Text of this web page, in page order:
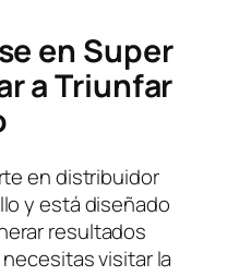
en Super
a Triunfar
en distribuidor
y está diseñado
resultados
visitar la